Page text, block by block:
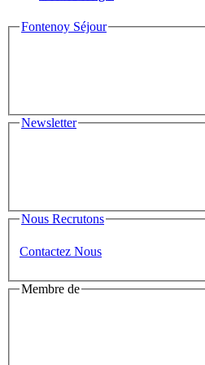
Fontenoy Séjour
Newsletter
Nous Recrutons
Contactez Nous
Membre de